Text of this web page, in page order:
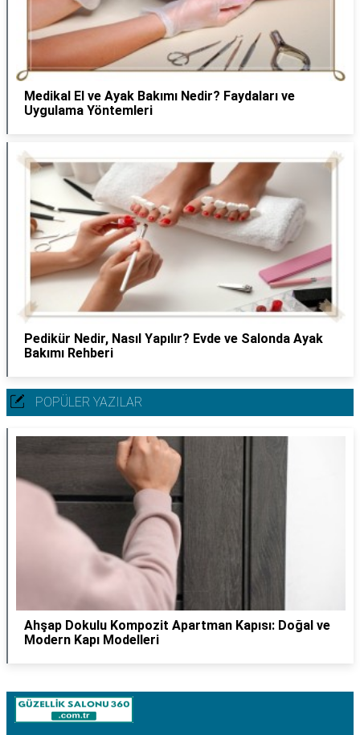
Medikal El ve Ayak Bakımı Nedir? Faydaları ve
Uygulama Yöntemleri
Pedikür Nedir, Nasıl Yapılır? Evde ve Salonda Ayak
Bakımı Rehberi
POPÜLER YAZILAR
Ahşap Dokulu Kompozit Apartman Kapısı: Doğal ve
Modern Kapı Modelleri